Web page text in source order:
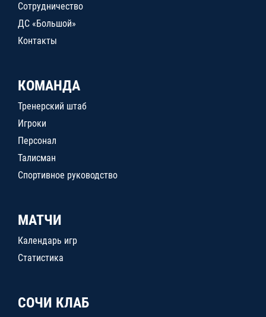
Сотрудничество
ДС «Большой»
Контакты
КОМАНДА
Тренерский штаб
Игроки
Персонал
Талисман
Спортивное руководство
МАТЧИ
Календарь игр
Статистика
СОЧИ КЛАБ